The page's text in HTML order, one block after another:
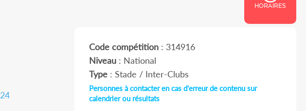
HORAIRES
Code compétition: 314916
Niveau: National
Type: Stade / Inter-Clubs
Personnes à contacter en cas d'erreur de contenu sur
calendrier ou résultats